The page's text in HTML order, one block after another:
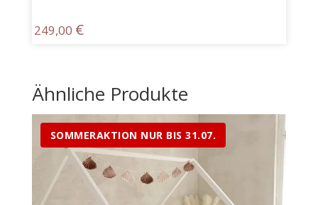
249,00 €
Ähnliche Produkte
SOMMERAKTION NUR BIS 31.07.